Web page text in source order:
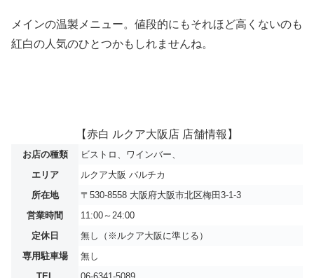
メインの温製メニュー。値段的にもそれほど高くないのも
紅白の人気のひとつかもしれませんね。
【赤白 ルクア大阪店 店舗情報】
お店の種類
ビストロ、ワインバー、
エリア
ルクア大阪 バルチカ
所在地
〒530-8558 大阪府大阪市北区梅田3-1-3
営業時間
11:00～24:00
定休日
無し（※ルクア大阪に準じる）
専用駐車場
無し